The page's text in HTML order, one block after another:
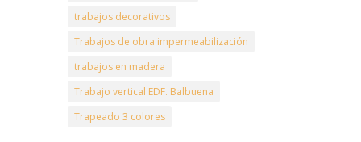
trabajos decorativos
Trabajos de obra impermeabilización
trabajos en madera
Trabajo vertical EDF. Balbuena
Trapeado 3 colores